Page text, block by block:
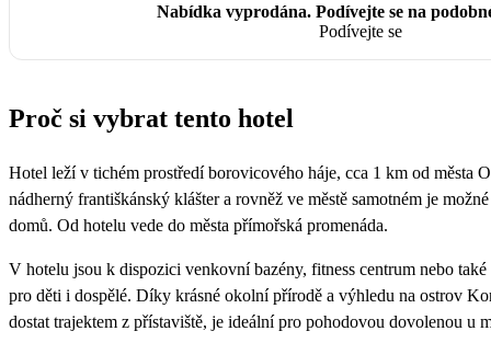
Nabídka vyprodána. Podívejte se na
Podívejte se
Proč si vybrat tento hotel
Hotel leží v tichém prostředí borovicového háje, cca 1 km od města
nádherný františkánský klášter a rovněž ve městě samotném je
domů. Od hotelu vede do města přímořská promenáda.
V hotelu jsou k dispozici venkovní bazény, fitness centrum nebo
pro děti i dospělé. Díky krásné okolní přírodě a výhledu na ostrov
dostat trajektem z přístaviště, je ideální pro pohodovou dovolenou u